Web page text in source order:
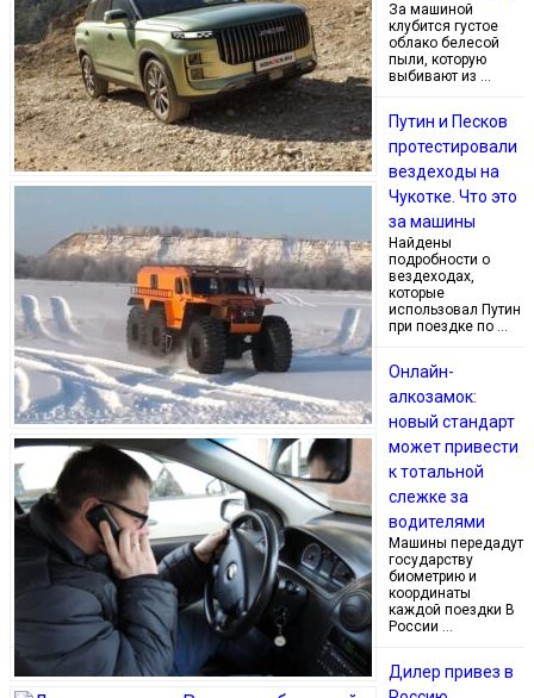
За машиной
клубится густое
облако белесой
пыли, которую
выбивают из …
Путин и Песков
протестировали
вездеходы на
Чукотке. Что это
за машины
Найдены
подробности о
вездеходах,
которые
использовал Путин
при поездке по …
Онлайн-
алкозамок:
новый стандарт
может привести
к тотальной
слежке за
водителями
Машины передадут
государству
биометрию и
координаты
каждой поездки В
России …
Дилер привез в